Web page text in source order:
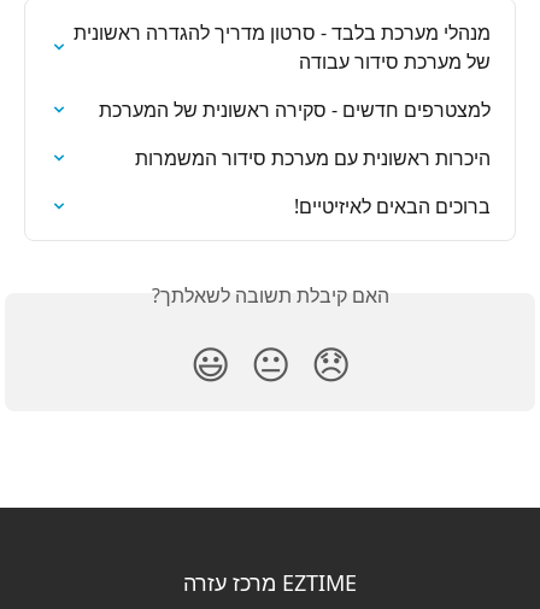
מנהלי מערכת בלבד - סרטון מדריך להגדרה ראשונית
של מערכת סידור עבודה
למצטרפים חדשים - סקירה ראשונית של המערכת
היכרות ראשונית עם מערכת סידור המשמרות
ברוכים הבאים לאיזיטיים!
האם קיבלת תשובה לשאלתך?
😞
😐
😃
EZTIME מרכז עזרה